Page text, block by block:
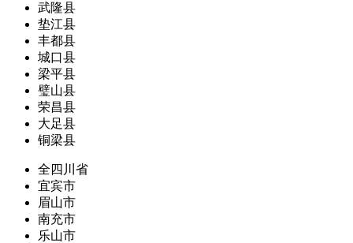
武隆县
垫江县
丰都县
城口县
梁平县
璧山县
荣昌县
大足县
铜梁县
全四川省
宜宾市
眉山市
南充市
乐山市